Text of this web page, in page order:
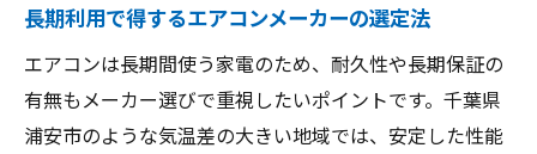
長期利用で得するエアコンメーカーの選定法
エアコンは長期間使う家電のため、耐久性や長期保証の
有無もメーカー選びで重視したいポイントです。千葉県
浦安市のような気温差の大きい地域では、安定した性能